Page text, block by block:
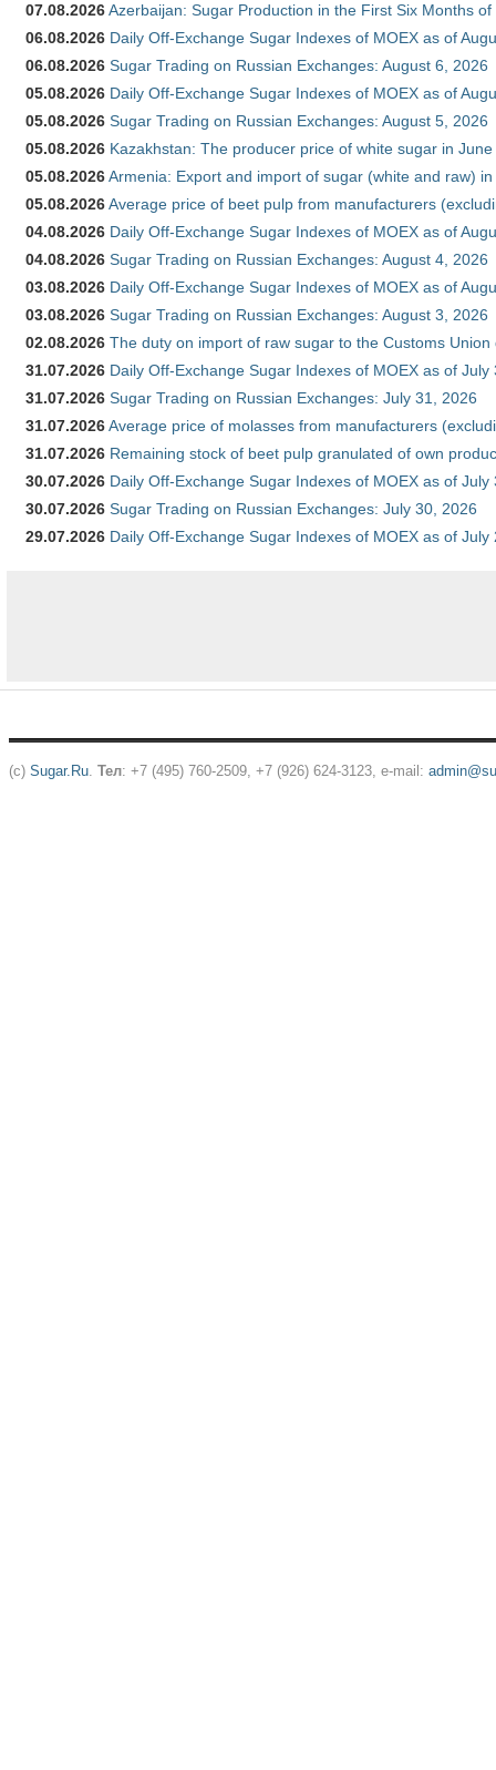
07.08.2026Azerbaijan: Sugar Production in the First Six Months of
06.08.2026 Daily Off-Exchange Sugar Indexes of MOEX as of
06.08.2026 Sugar Trading on Russian Exchanges: August 6, 2026
05.08.2026 Daily Off-Exchange Sugar Indexes of MOEX as of
05.08.2026 Sugar Trading on Russian Exchanges: August 5, 2026
05.08.2026 Kazakhstan: The producer price of white sugar in
05.08.2026Armenia: Export and import of sugar (white and raw)
05.08.2026Average price of beet pulp from manufacturers
04.08.2026 Daily Off-Exchange Sugar Indexes of MOEX as of
04.08.2026 Sugar Trading on Russian Exchanges: August 4, 2026
03.08.2026 Daily Off-Exchange Sugar Indexes of MOEX as of
03.08.2026 Sugar Trading on Russian Exchanges: August 3, 2026
02.08.2026 The duty on import of raw sugar to the Customs
31.07.2026 Daily Off-Exchange Sugar Indexes of MOEX as of July
31.07.2026 Sugar Trading on Russian Exchanges: July 31, 2026
31.07.2026Average price of molasses from manufacturers
31.07.2026 Remaining stock of beet pulp granulated of own
30.07.2026 Daily Off-Exchange Sugar Indexes of MOEX as of July
30.07.2026 Sugar Trading on Russian Exchanges: July 30, 2026
29.07.2026 Daily Off-Exchange Sugar Indexes of MOEX as of July
(c) Sugar.Ru. Тел: +7 (495) 760-2509, +7 (926) 624-3123, e-mail: